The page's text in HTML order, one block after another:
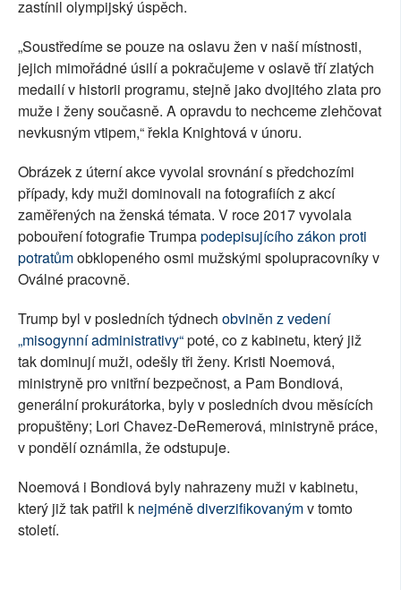
zastínil olympijský úspěch.
„Soustředíme se pouze na oslavu žen v naší místnosti,
jejich mimořádné úsilí a pokračujeme v oslavě tří zlatých
medailí v historii programu, stejně jako dvojitého zlata pro
muže i ženy současně. A opravdu to nechceme zlehčovat
nevkusným vtipem,“ řekla Knightová v únoru.
Obrázek z úterní akce vyvolal srovnání s předchozími
případy, kdy muži dominovali na fotografiích z akcí
zaměřených na ženská témata. V roce 2017 vyvolala
pobouření fotografie Trumpapodepisujícího zákon proti
potratůmobklopeného osmi mužskými spolupracovníky v
Oválné pracovně.
Trump byl v posledních týdnech obviněn z vedení
„misogynní administrativy“poté, co z kabinetu, který již
tak dominují muži, odešly tři ženy. Kristi Noemová,
ministryně pro vnitřní bezpečnost, a Pam Bondiová,
generální prokurátorka, byly v posledních dvou měsících
propuštěny; Lori Chavez-DeRemerová, ministryně práce,
v pondělí oznámila, že odstupuje.
Noemová i Bondiová byly nahrazeny muži v kabinetu,
který již tak patřil k nejméně diverzifikovanýmv tomto
století.